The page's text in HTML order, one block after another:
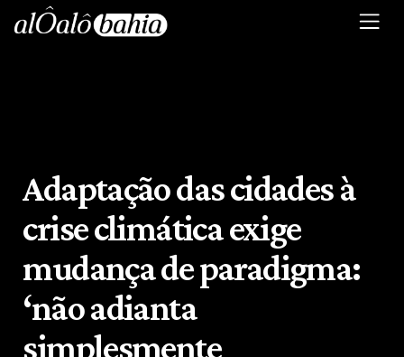
Adaptação das cidades à
crise climática exige
mudança de paradigma:
‘não adianta
simplesmente